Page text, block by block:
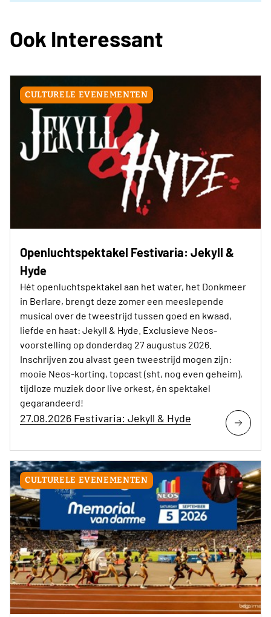
Ook Interessant
CULTURELE EVENEMENTEN
Openluchtspektakel Festivaria: Jekyll &
Hyde
Hét openluchtspektakel aan het water, het Donkmeer
in Berlare, brengt deze zomer een meeslepende
musical over de tweestrijd tussen goed en kwaad,
liefde en haat: Jekyll & Hyde. Exclusieve Neos-
voorstelling op donderdag 27 augustus 2026.
Inschrijven zou alvast geen tweestrijd mogen zijn:
mooie Neos-korting, topcast (sht, nog even geheim),
tijdloze muziek door live orkest, én spektakel
gegarandeerd!
27.08.2026 Festivaria: Jekyll & Hyde
CULTURELE EVENEMENTEN